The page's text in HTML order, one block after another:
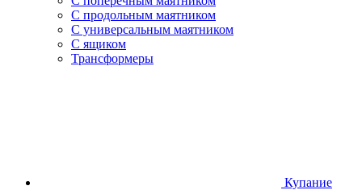
С продольным маятником
С универсальным маятником
С ящиком
Трансформеры
Купание